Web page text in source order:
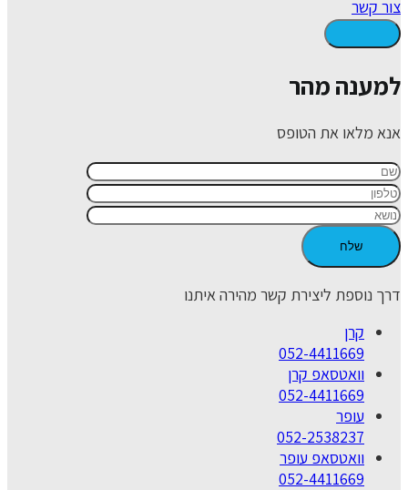
צור קשר
למענה מהר
אנא מלאו את הטופס
דרך נוספת ליצירת קשר מהירה איתנו
קרן
052-4411669
וואטסאפ קרן
052-4411669
עופר
052-2538237
וואטסאפ עופר
052-4411669